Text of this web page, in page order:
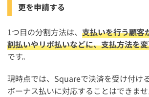
更を申請する
1つ目の分割方法は、 支払いを行う顧客
割払いやリボ払いなどに、支払方法を
です。
現時点では、Squareで決済を受け付け
ボーナス払いに対応することはできませ